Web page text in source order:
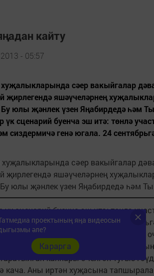
кайту
- 05:57
сәер вакыйгалар
җирлегендә яшәүчеләрнең
Бу юлы җәнлек үзен Яңабирдедә һәм
үк сценарий буенча эш итә: төнлә
сиздермичә генә югала. 24
сәер вакыйгалар
җирлегендә яшәүчеләрнең
Бу юлы җәнлек үзен Яңабирдедә һәм
үк сценарий буенча эш итә: төнлә
сиздермичә генә югала. 24
хуҗалыгына керә. Гаилә куркыныч
Константин кич белән йорт
каннары эчелгән тугыз
кача. Аны иртән хуҗасына
проектының яңа видеосын
әле?
Карарга